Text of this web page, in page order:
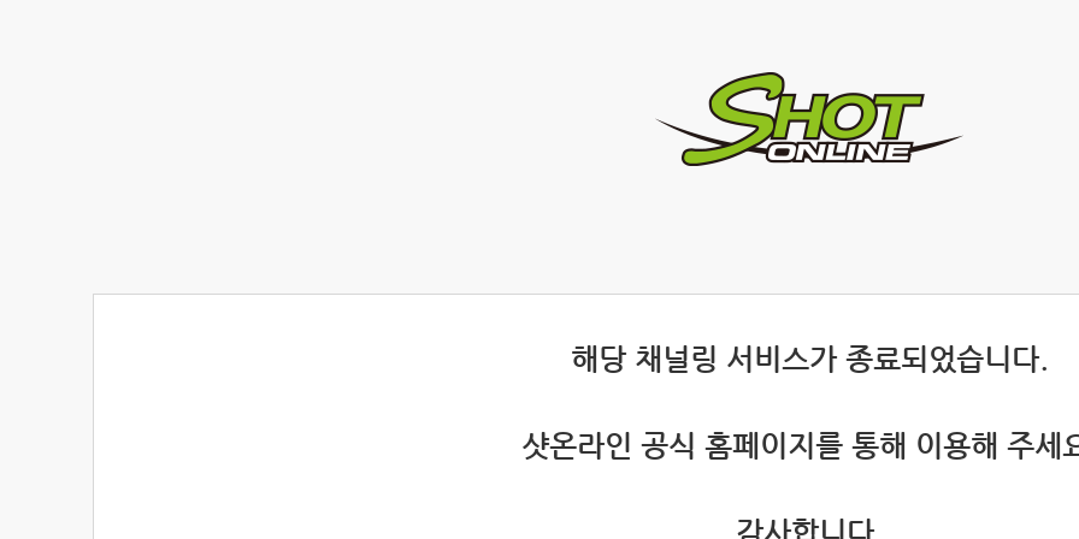
해당 채널링 서비스가 종료되었습니다.
샷온라인 공식 홈페이지를 통해 이용해 주세